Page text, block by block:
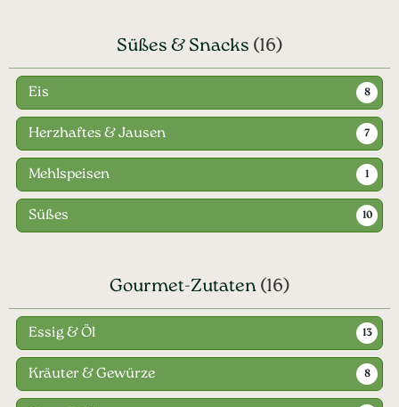
Süßes & Snacks (16)
Eis 8
Herzhaftes & Jausen 7
Mehlspeisen 1
Süßes 10
Gourmet-Zutaten (16)
Essig & Öl 13
Kräuter & Gewürze 8